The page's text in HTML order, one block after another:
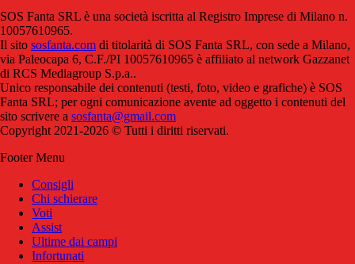
SOS Fanta SRL è una società iscritta al Registro Imprese di Milano n.
10057610965.
Il sito sosfanta.com di titolarità di SOS Fanta SRL, con sede a Milano,
via Paleocapa 6, C.F./PI 10057610965 è affiliato al network Gazzanet
di RCS Mediagroup S.p.a..
Unico responsabile dei contenuti (testi, foto, video e grafiche) è SOS
Fanta SRL; per ogni comunicazione avente ad oggetto i contenuti del
sito scrivere a sosfanta@gmail.com
Copyright 2021-2026 © Tutti i diritti riservati.
Footer Menu
Consigli
Chi schierare
Voti
Assist
Ultime dai campi
Infortunati